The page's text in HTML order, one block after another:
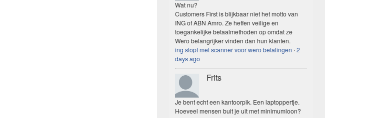
Wat nu?
Customers First is blijkbaar niet het motto van
ING of ABN Amro. Ze heffen veilige en
toegankelijke betaalmethoden op omdat ze
Wero belangrijker vinden dan hun klanten.
ing stopt met scanner voor wero betalingen ·2
days ago
Frits
Je bent echt een kantoorpik. Een laptoppertje.
Hoeveel mensen buit je uit met minimumloon?